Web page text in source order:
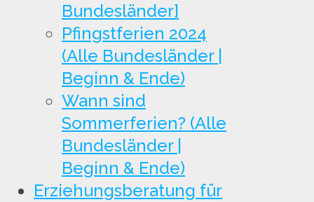
Bundesländer]
Pfingstferien 2024
(Alle Bundesländer |
Beginn & Ende)
Wann sind
Sommerferien? (Alle
Bundesländer |
Beginn & Ende)
Erziehungsberatung für